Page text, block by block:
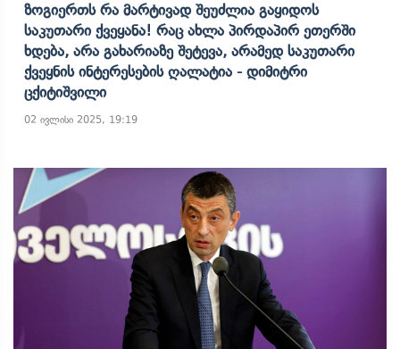
Ზოგიერთს Რა Მარტივად Შეუძლია Გაყიდოს
Საკუთარი Ქვეყანა! Რაც Ახლა Პირდაპირ Ეთერში
Ხდება, Არა Გახარიაზე Შეტევა, Არამედ Საკუთარი
Ქვეყნის Ინტერესების Ღალატია - Დიმიტრი
Ცქიტიშვილი
02 ივლისი 2025, 19:19